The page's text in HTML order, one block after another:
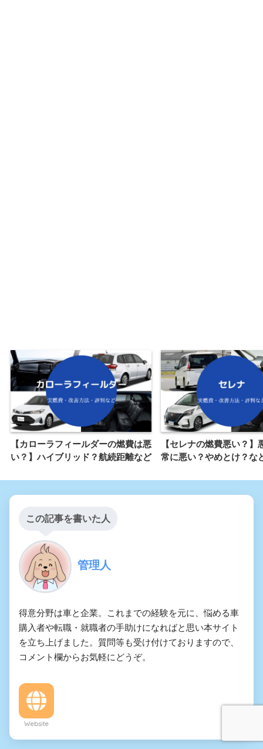
【カローラフィールダーの燃費は悪
い？】ハイブリッド？航続距離など
【セレナの燃費悪い？】
常に悪い？やめとけ？な
この記事を書いた人
管理人
得意分野は車と企業。これまでの経験を元に、悩める車
購入者や転職・就職者の手助けになればと思い本サイト
を立ち上げました。質問等も受け付けておりますので、
コメント欄からお気軽にどうぞ。
Website